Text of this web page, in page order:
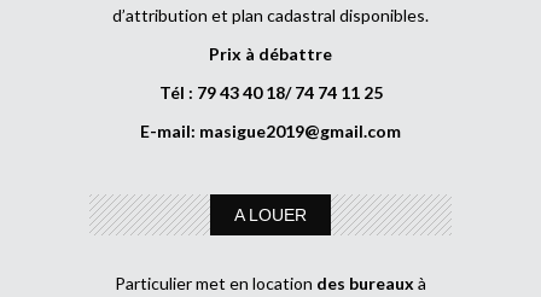
d’attribution et plan cadastral disponibles.
Prix à débattre
Tél : 79 43 40 18/ 74 74 11 25
E-mail: masigue2019@gmail.com
A LOUER
Particulier met en location des bureaux à